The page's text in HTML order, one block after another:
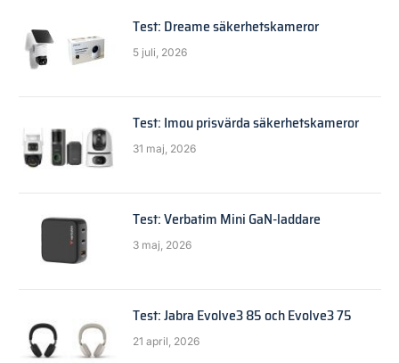
Test: Dreame säkerhetskameror
5 juli, 2026
Test: Imou prisvärda säkerhetskameror
31 maj, 2026
Test: Verbatim Mini GaN-laddare
3 maj, 2026
Test: Jabra Evolve3 85 och Evolve3 75
21 april, 2026